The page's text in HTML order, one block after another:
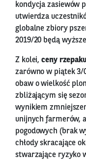
kondycja zasiewów
utwierdza
globalne zbiory
2019/20 będą
Z kolei,ceny rzepaku
zarówno w piątek 3/
obaw o wielkość
zbliżającym się
wynikiem
unijnych farmerów,
pogodowych (brak
chłody skracające
stwarzające ryzyko